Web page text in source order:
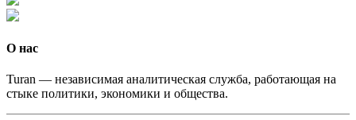
О нас
Turan — независимая аналитическая служба, работающая на
стыке политики, экономики и общества.